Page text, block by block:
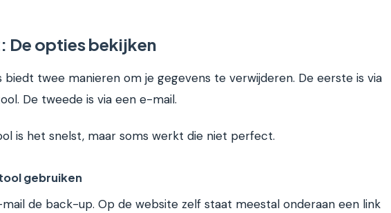
De opties bekijken
biedt twee manieren om je gegevens te verwijderen. De eerste is via
De tweede is via een e-mail.
is het snelst, maar soms werkt die niet perfect.
gebruiken
mail de back-up. Op de website zelf staat meestal onderaan een link